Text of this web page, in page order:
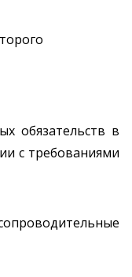
обязательств в
с требованиями